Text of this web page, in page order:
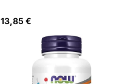
13,85 €